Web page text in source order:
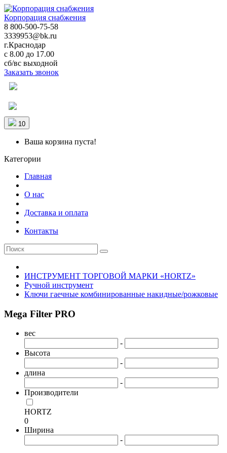
Корпорация снабжения
8 800-500-75-58
3339953@bk.ru
г.Краснодар
с 8.00 до 17.00
сб/вс выходной
Заказать звонок
10
Ваша корзина пуста!
Категории
Главная
О нас
Доставка и оплата
Контакты
ИНСТРУМЕНТ ТОРГОВОЙ МАРКИ «HORTZ»
Ручной инструмент
Ключи гаечные комбинированные накидные/рожковые
Mega Filter PRO
вес
-
Высота
-
длина
-
Производители
HORTZ
0
Ширина
-